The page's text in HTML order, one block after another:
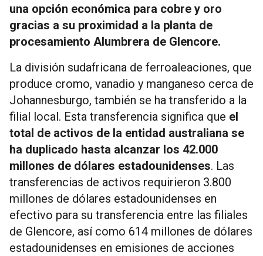
una opción económica para cobre y oro
gracias a su proximidad a la planta de
procesamiento Alumbrera de Glencore.
La división sudafricana de ferroaleaciones, que
produce cromo, vanadio y manganeso cerca de
Johannesburgo, también se ha transferido a la
filial local. Esta transferencia significa que el
total de activos de la entidad australiana se
ha duplicado hasta alcanzar los 42.000
millones de dólares estadounidenses. Las
transferencias de activos requirieron 3.800
millones de dólares estadounidenses en
efectivo para su transferencia entre las filiales
de Glencore, así como 614 millones de dólares
estadounidenses en emisiones de acciones